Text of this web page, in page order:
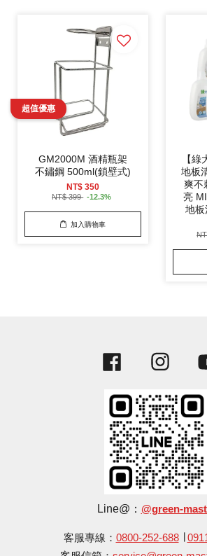
GM2000M 酒精瓶架
不鏽鋼 500ml(鎖壁式)
NT$ 350
NT$ 399 -12.3%
加入購物車
【
地板
爽不
亮
地板
Facebook
Line@： @green-
客服專線： 0800-252-688∣